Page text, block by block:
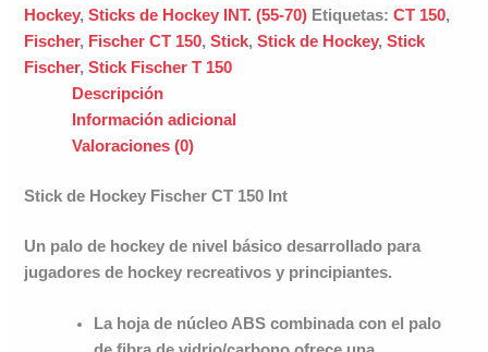
150
Int
cantidad
Hockey,Sticks de Hockey INT. (55-70) Etiquetas:CT 150,
Fischer, Fischer CT 150,Stick,Stick de Hockey,Stick
Fischer,Stick Fischer T 150
Descripción
Información adicional
Valoraciones (0)
Stick de Hockey Fischer CT 150 Int
Un palo de hockey de nivel básico desarrollado para
jugadores de hockey recreativos y principiantes.
La hoja de núcleo ABS combinada con el palo